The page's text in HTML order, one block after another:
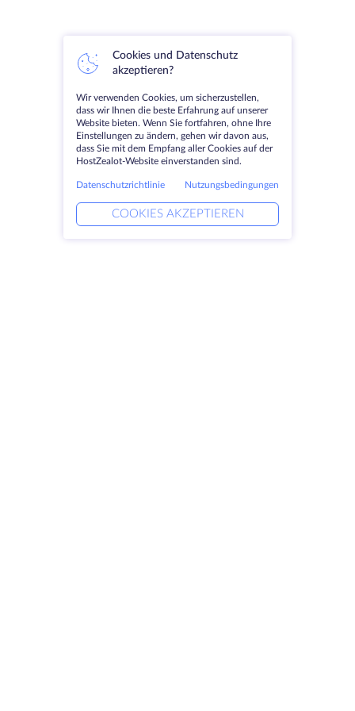
Cookies und Datenschutz
akzeptieren?
Wir verwenden Cookies, um sicherzustellen,
dass wir Ihnen die beste Erfahrung auf unserer
Website bieten. Wenn Sie fortfahren, ohne Ihre
Einstellungen zu ändern, gehen wir davon aus,
dass Sie mit dem Empfang aller Cookies auf der
HostZealot-Website einverstanden sind.
Datenschutzrichtlinie Nutzungsbedingungen
COOKIES AKZEPTIEREN